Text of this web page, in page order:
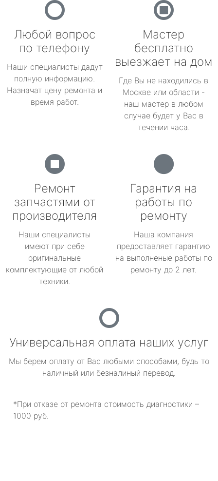
Любой вопрос
по телефону
Наши специалисты дадут
полную информацию.
Назначат цену ремонта и
время работ.
Мастер
бесплатно
выезжает на дом
Где Вы не находились в
Москве или области -
наш мастер в любом
случае будет у Вас в
течении часа.
Ремонт
запчастями от
производителя
Наши специалисты
имеют при себе
оригинальные
комплектующие от любой
техники.
Гарантия на
работы по
ремонту
Наша компания
предоставляет гарантию
на выполненые работы по
ремонту до 2 лет.
Универсальная оплата наших услуг
Мы берем оплату от Вас любыми способами, будь то
наличный или безналиный перевод.
*При отказе от ремонта стоимость диагностики –
1000 руб.